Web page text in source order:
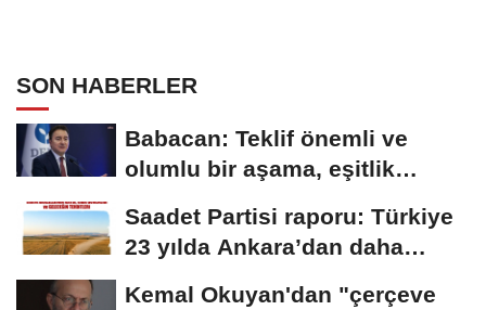
SON HABERLER
Babacan: Teklif önemli ve
olumlu bir aşama, eşitlik
Saadet Partisi raporu: Türkiye
23 yılda Ankara’dan daha
Kemal Okuyan'dan "çerçeve